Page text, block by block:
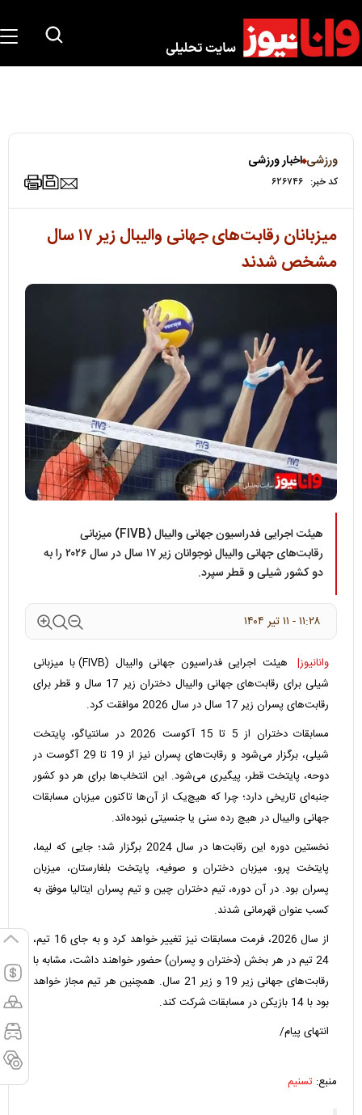
ورزشی اخبار ورزشی
کد خبر: ۶۲۶۷۴۶
میزبانان رقابت‌های جهانی والیبال زیر ۱۷ سال
مشخص شدند
هیئت اجرایی فدراسیون جهانی والیبال (FIVB) میزبانی
رقابت‌های جهانی والیبال نوجوانان زیر ۱۷ سال در سال ۲۰۲۶ را به
دو کشور شیلی و قطر سپرد.
۱۱:۲۸ - ۱۱ تير ۱۴۰۴
وانانیوز|
هیئت اجرایی فدراسیون جهانی والیبال (FIVB) با میزبانی
شیلی برای رقابت‌های جهانی والیبال دختران زیر 17 سال و قطر برای
رقابت‌های پسران زیر 17 سال در سال 2026 موافقت کرد.
مسابقات دختران از 5 تا 15 آکوست 2026 در سانتیاگو، پایتخت
شیلی، برگزار می‌شود و رقابت‌های پسران نیز از 19 تا 29 آگوست در
دوحه، پایتخت قطر، پیگیری می‌شود. این انتخاب‌ها برای هر دو کشور
جنبه‌ای تاریخی دارد؛ چرا که هیچ‌یک از آن‌ها تاکنون میزبان مسابقات
جهانی والیبال در هیچ رده سنی یا جنسیتی نبوده‌اند.
نخستین دوره این رقابت‌ها در سال 2024 برگزار شد؛ جایی که لیما،
پایتخت پرو، میزبان دختران و صوفیه، پایتخت بلغارستان، میزبان
پسران بود. در آن دوره، تیم دختران چین و تیم پسران ایتالیا موفق به
کسب عنوان قهرمانی شدند.
از سال 2026، فرمت مسابقات نیز تغییر خواهد کرد و به جای 16 تیم،
24 تیم در هر بخش (دختران و پسران) حضور خواهند داشت، مشابه با
رقابت‌های جهانی زیر 19 و زیر 21 سال. همچنین هر تیم مجاز خواهد
بود با 14 بازیکن در مسابقات شرکت کند.
انتهای پیام/
منبع: تسنیم